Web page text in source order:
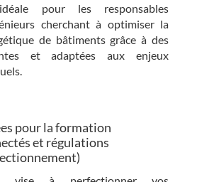
pour les responsables
cherchant à optimiser la
de bâtiments grâce à des
et adaptées aux enjeux
pour la formation
et régulations